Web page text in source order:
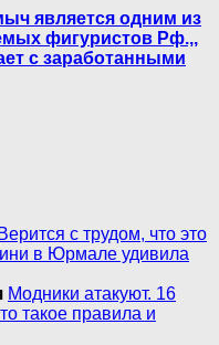
является одним из
фигуристов Рф.,,
с заработанными
Верится с трудом, что это
в Юрмале удивила
Модники атакуют. 16
такое правила и